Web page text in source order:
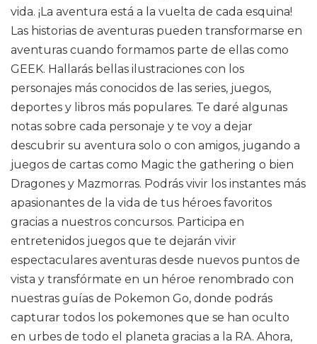
vida. ¡La aventura está a la vuelta de cada esquina!
Las historias de aventuras pueden transformarse en
aventuras cuando formamos parte de ellas como
GEEK. Hallarás bellas ilustraciones con los
personajes más conocidos de las series, juegos,
deportes y libros más populares. Te daré algunas
notas sobre cada personaje y te voy a dejar
descubrir su aventura solo o con amigos, jugando a
juegos de cartas como Magic the gathering o bien
Dragones y Mazmorras. Podrás vivir los instantes más
apasionantes de la vida de tus héroes favoritos
gracias a nuestros concursos. Participa en
entretenidos juegos que te dejarán vivir
espectaculares aventuras desde nuevos puntos de
vista y transfórmate en un héroe renombrado con
nuestras guías de Pokemon Go, donde podrás
capturar todos los pokemones que se han oculto
en urbes de todo el planeta gracias a la RA. Ahora,